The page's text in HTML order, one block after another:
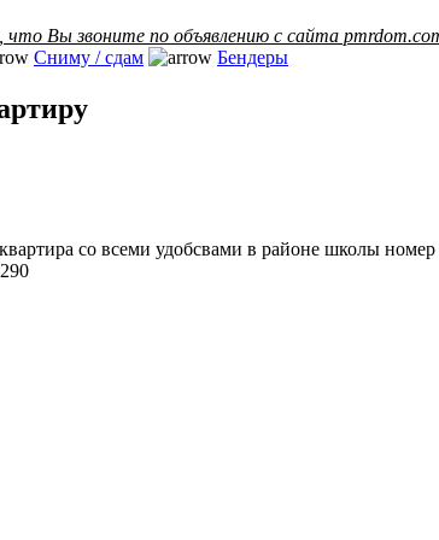
Вы звоните по объявлению с сайта
Сниму / сдам Бендеры
со всеми удобсвами в районе школы